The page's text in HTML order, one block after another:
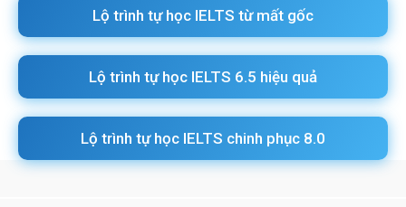
Lộ trình tự học IELTS từ mất gốc
Lộ trình tự học IELTS 6.5 hiệu quả
Lộ trình tự học IELTS chinh phục 8.0